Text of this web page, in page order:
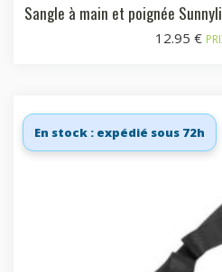
Sangle à main et poignée
12.95 €
En stock : expédié sous 72h